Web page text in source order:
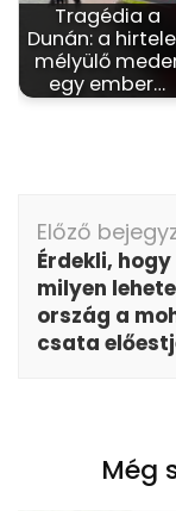
Tragédia a
Dunán: a
mélyülő
egy ember…
Előző
Érdekli, hogy
milyen
ország a
csata
Még